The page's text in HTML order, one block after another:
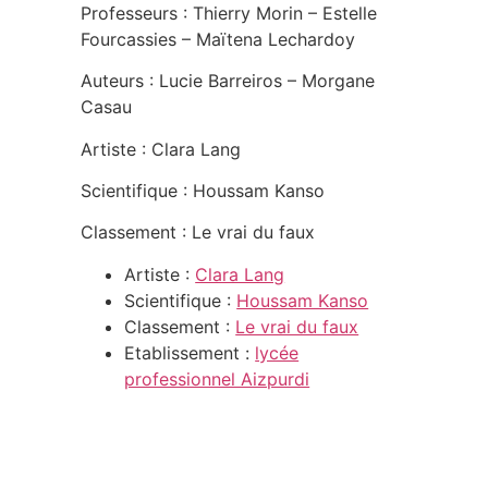
Professeurs : Thierry Morin – Estelle
Fourcassies – Maïtena Lechardoy
Auteurs : Lucie Barreiros – Morgane
Casau
Artiste : Clara Lang
Scientifique : Houssam Kanso
Classement : Le vrai du faux
Artiste : Clara Lang
Scientifique : Houssam Kanso
Classement : Le vrai du faux
Etablissement : lycée
professionnel Aizpurdi